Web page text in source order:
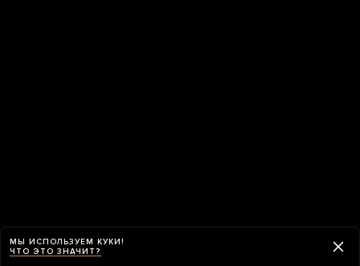
МЫ ИСПОЛЬЗУЕМ КУКИ!
ЧТО ЭТО ЗНАЧИТ?